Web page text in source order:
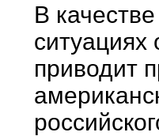
В
ситуациях
приводит